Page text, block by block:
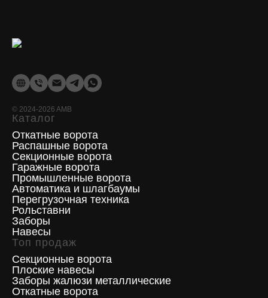
© 2024-2026 AMB
Каталог
Откатные ворота
Распашные ворота
Секционные ворота
Гаражные ворота
Промышленные ворота
Автоматика и шлагбаумы
Перегрузочная техника
Рольставни
Заборы
Навесы
Топ продаж
Секционные ворота
Плоские навесы
Заборы жалюзи металлические
Откатные ворота